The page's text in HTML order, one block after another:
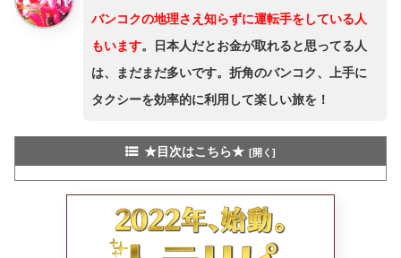
バンコクの地理さえ知らずに運転手をしている人
もいます。日本人だとお金が取れると思ってる人
は、まだまだ多いです。折角のバンコク、上手に
タクシーを効率的に利用して楽しい旅を！
★目次はこちら★